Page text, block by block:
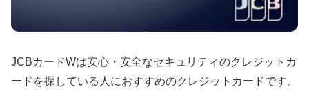
JCBカードWは安心・安全なセキュリティのクレジットカ
ードを探している人におすすめのクレジットカードです。